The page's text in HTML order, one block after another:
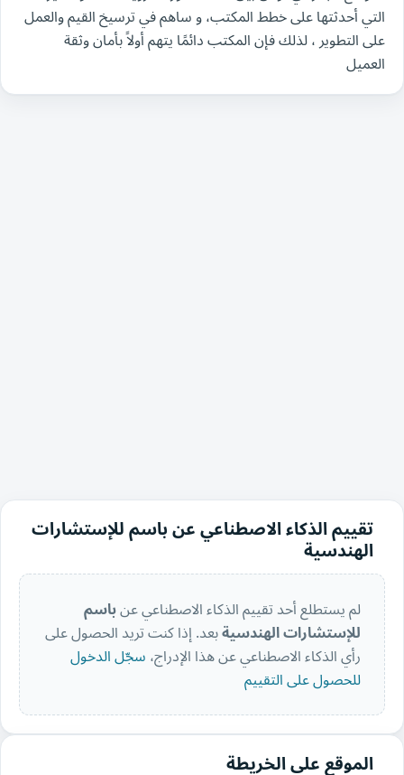
التي أحدثتها على خطط المكتب، و ساهم في ترسيخ القيم والعمل
على التطوير ، لذلك فإن المكتب دائمًا يتهم أولاً بأمان وثقة
العميل
تقييم الذكاء الاصطناعي عن باسم للإستشارات
الهندسية
لم يستطلع أحد تقييم الذكاء الاصطناعي عنباسم
للإستشارات الهندسيةبعد. إذا كنت تريد الحصول على
رأي الذكاء الاصطناعي عن هذا الإدراج،سجّل الدخول
للحصول على التقييم
الموقع على الخريطة